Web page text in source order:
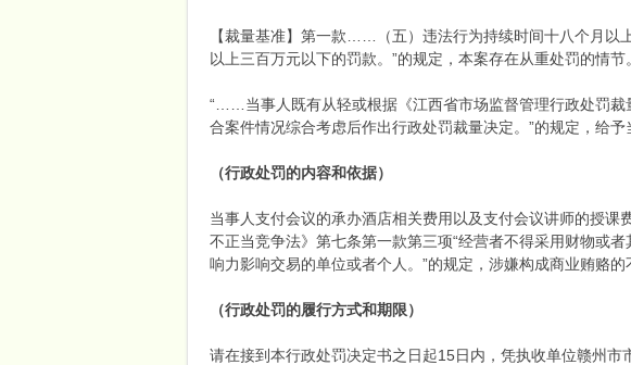
【裁量基准】第一款……（五）违法行为持续时间十八个月以
以上三百万元以下的罚款。”的规定，本案存在从重处罚的情节。
“……当事人既有从轻或根据《江西省市场监督管理行政处罚裁
合案件情况综合考虑后作出行政处罚裁量决定。”的规定，给予
（行政处罚的内容和依据）
当事人支付会议的承办酒店相关费用以及支付会议讲师的授
不正当竞争法》第七条第一款第三项“经营者不得采用财物或
响力影响交易的单位或者个人。”的规定，涉嫌构成商业贿赂的
（行政处罚的履行方式和期限）
请在接到本行政处罚决定书之日起15日内，凭执收单位赣州